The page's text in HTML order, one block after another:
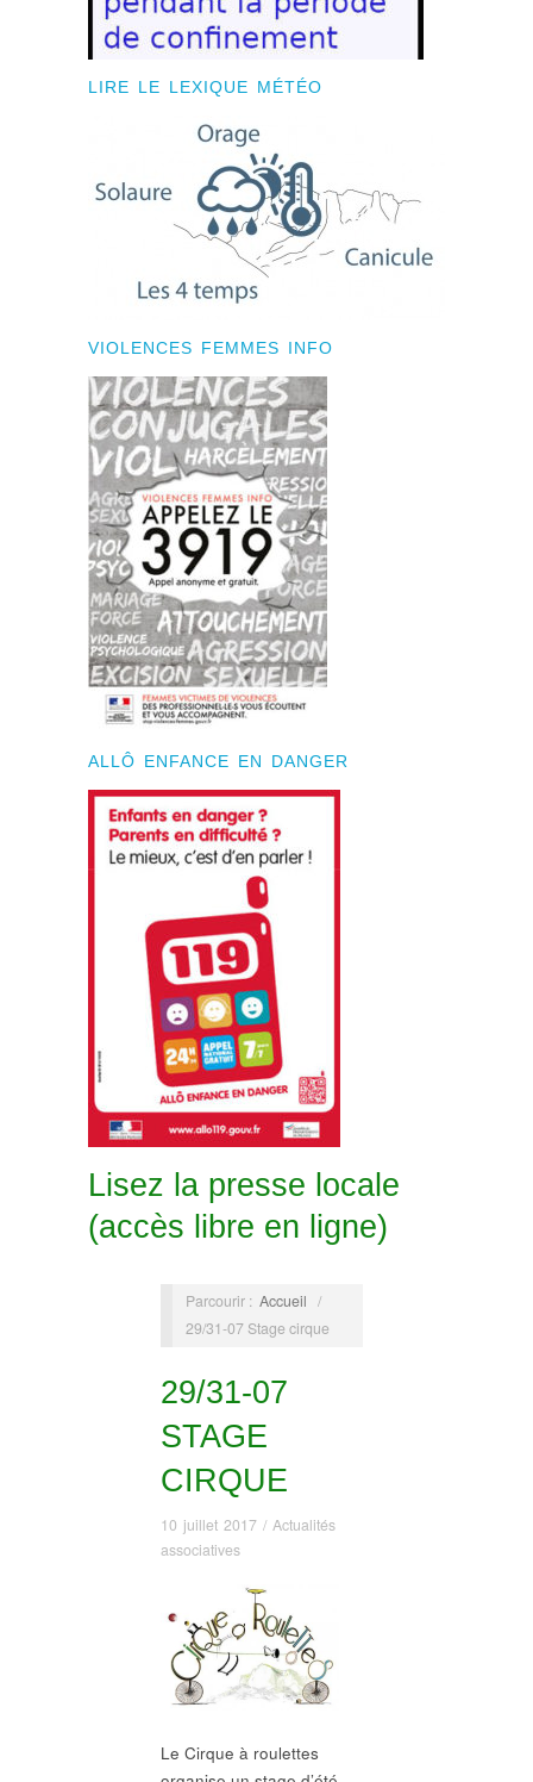
LIRE LE LEXIQUE MÉTÉO
VIOLENCES FEMMES INFO
ALLÔ ENFANCE EN DANGER
Lisez la presse locale
(accès libre en ligne)
Parcourir : Accueil /
29/31-07 Stage cirque
29/31-07
STAGE
CIRQUE
10 juillet 2017/ Actualités
associatives
Le Cirque à roulettes